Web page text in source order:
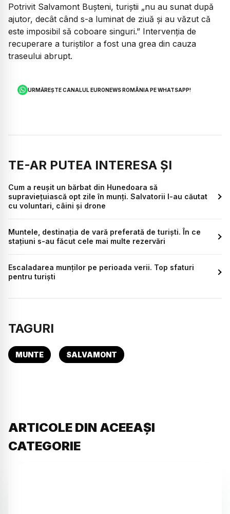
Potrivit Salvamont Bușteni, turiștii „nu au sunat după
ajutor, decât când s-a luminat de ziuă și au văzut că
este imposibil să coboare singuri.” Intervenția de
recuperare a turiștilor a fost una grea din cauza
traseului abrupt.
URMĂREȘTE CANALUL EURONEWS ROMÂNIA PE WHATSAPP!
TE-AR PUTEA INTERESA ȘI
Cum a reușit un bărbat din Hunedoara să
supraviețuiască opt zile în munți. Salvatorii l-au căutat
cu voluntari, câini și drone
Muntele, destinația de vară preferată de turiști. În ce
stațiuni s-au făcut cele mai multe rezervări
Escaladarea munților pe perioada verii. Top sfaturi
pentru turiști
TAGURI
MUNTE SALVAMONT
ARTICOLE DIN ACEEAȘI
CATEGORIE